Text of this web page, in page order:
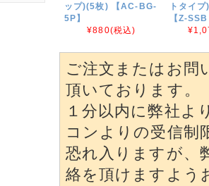
ップ)(5枚) 【AC-BG-
5P】
¥880(税込)
トタイ
【Z-
ご注文またはお問
頂いております。
１分以内に弊社よ
コンよりの受信制
恐れ入りますが、
絡を頂けますよう